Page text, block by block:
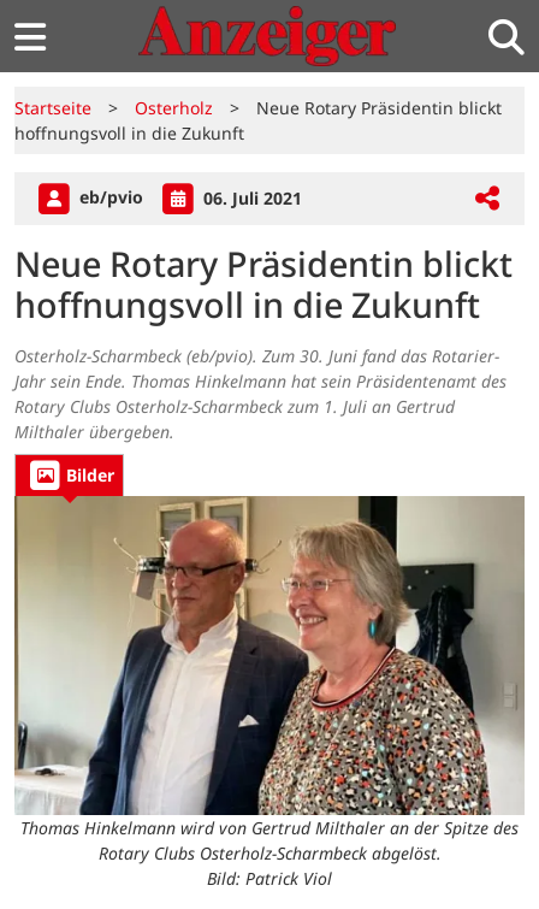
Startseite > Osterholz >
Neue Rotary Präsidentin blickt
hoffnungsvoll in die Zukunft
eb/pvio 06. Juli 2021
Neue Rotary Präsidentin blickt
hoffnungsvoll in die Zukunft
Osterholz-Scharmbeck (eb/pvio). Zum 30. Juni fand das Rotarier-
Jahr sein Ende. Thomas Hinkelmann hat sein Präsidentenamt des
Rotary Clubs Osterholz-Scharmbeck zum 1. Juli an Gertrud
Milthaler übergeben.
Bilder
Thomas Hinkelmann wird von Gertrud Milthaler an der Spitze des
Rotary Clubs Osterholz-Scharmbeck abgelöst.
Bild: Patrick Viol